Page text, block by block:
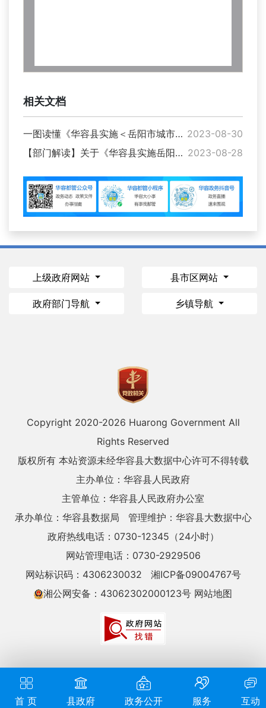
首 页 县政府 政务公开 服务 互动
相关文档
一图读懂《华容县实施＜岳阳市城市二次供水管理办法＞细则》 2023-08-30
【部门解读】关于《华容县实施岳阳市城市二次供水管理办法细则》的解读说明 2023-08-28
上级政府网站 县市区网站
政府部门导航 乡镇导航
Copyright 2020-2026 Huarong Government All
Rights Reserved
版权所有 本站资源未经华容县大数据中心许可不得转载
主办单位：华容县人民政府
主管单位：华容县人民政府办公室
承办单位：华容县数据局
管理维护：华容县大数据中心
政府热线电话：0730-12345（24小时）
网站管理电话：0730-2929506
网站标识码：4306230032
湘ICP备09004767号
湘公网安备：43062302000123号 网站地图